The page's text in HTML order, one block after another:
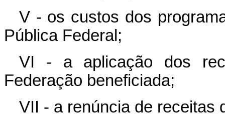
V - os custos dos
Pública Federal;
VI - a aplicação dos
Federação beneficiada;
VII - a renúncia de receitas